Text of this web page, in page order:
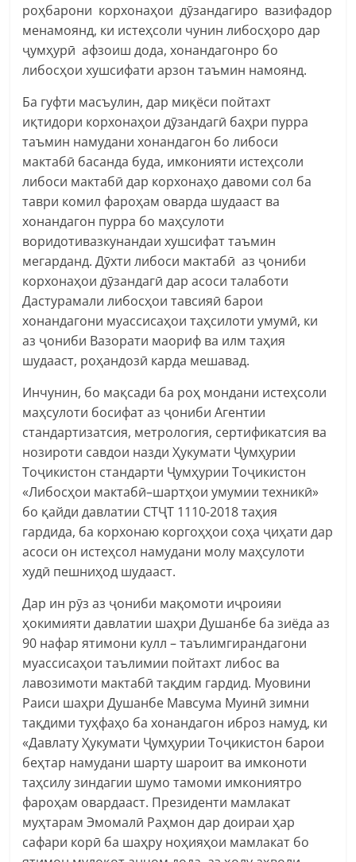
роҳбарони корхонаҳои дӯзандагиро вазифадор
менамоянд, ки истеҳсоли чунин либосҳоро дар
ҷумҳурӣ афзоиш дода, хонандагонро бо
либосҳои хушсифати арзон таъмин намоянд.
Ба гуфти масъулин, дар миқёси пойтахт
иқтидори корхонаҳои дӯзандагӣ баҳри пурра
таъмин намудани хонандагон бо либоси
мактабӣ басанда буда, имконияти истеҳсоли
либоси мактабӣ дар корхонаҳо давоми сол ба
таври комил фароҳам оварда шудааст ва
хонандагон пурра бо маҳсулоти
воридотивазкунандаи хушсифат таъмин
мегарданд. Дӯхти либоси мактабӣ аз ҷониби
корхонаҳои дӯзандагӣ дар асоси талаботи
Дастурамали либосҳои тавсияӣ барои
хонандагони муассисаҳои таҳсилоти умумӣ, ки
аз ҷониби Вазорати маориф ва илм таҳия
шудааст, роҳандозӣ карда мешавад.
Инчунин, бо мақсади ба роҳ мондани истеҳсоли
маҳсулоти босифат аз ҷониби Агентии
стандартизатсия, метрология, сертификатсия ва
нозироти савдои назди Ҳукумати Ҷумҳурии
Тоҷикистон стандарти Ҷумҳурии Тоҷикистон
«Либосҳои мактабӣ–шартҳои умумии техникӣ»
бо қайди давлатии СТҶТ 1110-2018 таҳия
гардида, ба корхонаю коргоҳҳои соҳа ҷиҳати дар
асоси он истеҳсол намудани молу маҳсулоти
худӣ пешниҳод шудааст.
Дар ин рӯз аз ҷониби мақомоти иҷроияи
ҳокимияти давлатии шаҳри Душанбе ба зиёда аз
90 нафар ятимони кулл – таълимгирандагони
муассисаҳои таълимии пойтахт либос ва
лавозимоти мактабӣ тақдим гардид. Муовини
Раиси шаҳри Душанбе Мавсума Муинӣ зимни
тақдими туҳфаҳо ба хонандагон иброз намуд, ки
«Давлату Ҳукумати Ҷумҳурии Тоҷикистон барои
беҳтар намудани шарту шароит ва имконоти
таҳсилу зиндагии шумо тамоми имкониятро
фароҳам овардааст. Президенти мамлакат
муҳтарам Эмомалӣ Раҳмон дар доираи ҳар
сафари корӣ ба шаҳру ноҳияҳои мамлакат бо